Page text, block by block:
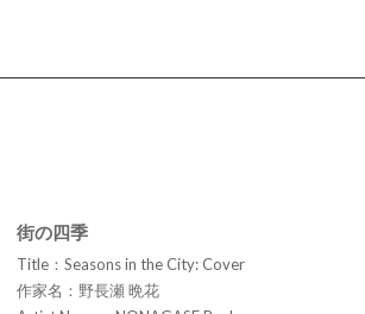
街の四季
Title：Seasons in the City: Cover
作家名：野長瀬 晩花